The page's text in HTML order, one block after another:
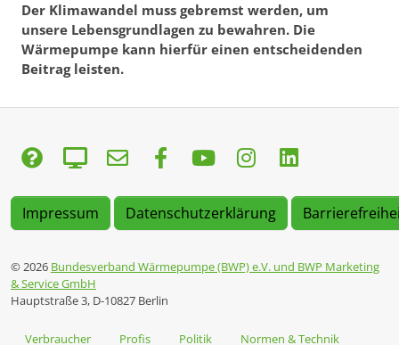
Der Klimawandel muss gebremst werden, um
unsere Lebensgrundlagen zu bewahren. Die
Wärmepumpe kann hierfür einen entscheidenden
Beitrag leisten.
Impressum Datenschutzerklärung
© 2026 Bundesverband Wärmepumpe (BWP) e.V. und BWP Marketing
& Service GmbH
Hauptstraße 3, D-10827 Berlin
Verbraucher Profis Politik Normen & Technik